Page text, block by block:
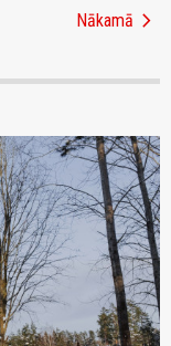
Nākamā chevron_right